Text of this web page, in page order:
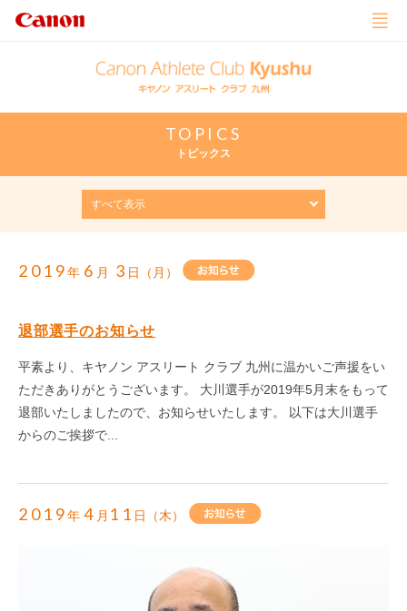
TOPICS
トピックス
2019年 6 月 3 日（月）
退部選手のお知らせ
平素より、キヤノン アスリート クラブ 九州に温かいご声援をい
ただきありがとうございます。 大川選手が2019年5月末をもって
退部いたしましたので、お知らせいたします。 以下は大川選手
からのご挨拶で...
2019年4 月 11 日（木）